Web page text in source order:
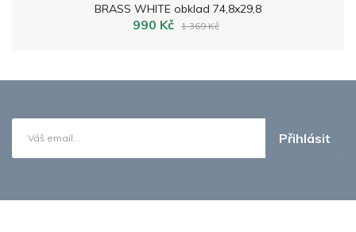
BRASS WHITE obklad 74,8x29,8
990 Kč 1 369 Kč
Přihlásit